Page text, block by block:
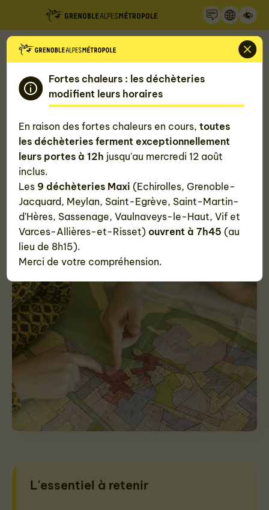
Panneau de gestion des cookies
Fortes chaleurs : les déchèteries
modifient leurs horaires
En raison des fortes chaleurs en cours,toutes
les déchèteries ferment exceptionnellement
leurs portes à 12h jusqu'au mercredi 12 août
inclus.
Les 9 déchèteries Maxi (Echirolles, Grenoble-
Jacquard, Meylan, Saint-Egrève, Saint-Martin-
d'Hères, Sassenage, Vaulnaveys-le-Haut, Vif et
Varces-Allières-et-Risset) ouvrent à 7h45(au
lieu de 8h15).
Merci de votre compréhension.
Accueil
Mon quotidien, ma Métropole
Connaitre les règles d'urbanisme
Demander une autorisation
d'urbanisme ou rédiger une
déclaration d'intention d'aliéner
Comment demander une autorisation d'urbanisme
(permis de construire, déclarations préalables,
certificats d'urbanisme) dans la métropole
grenobloise ? Comment faire une demande de
déclaration d'intention d'aliéner ?
L'essentiel à retenir